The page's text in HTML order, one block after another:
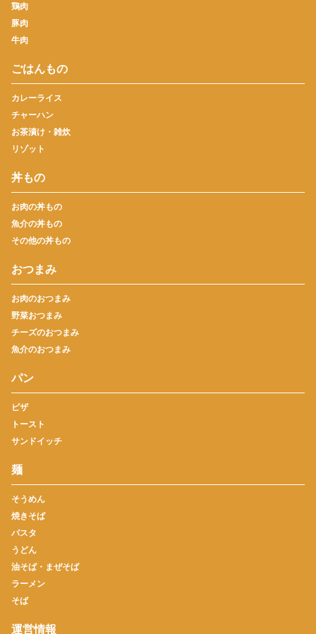
鶏肉
豚肉
牛肉
ごはんもの
カレーライス
チャーハン
お茶漬け・雑炊
リゾット
丼もの
お肉の丼もの
魚介の丼もの
その他の丼もの
おつまみ
お肉のおつまみ
野菜おつまみ
チーズのおつまみ
魚介のおつまみ
パン
ピザ
トースト
サンドイッチ
麺
そうめん
焼きそば
パスタ
うどん
油そば・まぜそば
ラーメン
そば
運営情報